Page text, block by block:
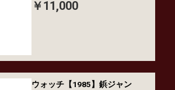
￥11,000
ウォッチ【1985】鋲ジャン